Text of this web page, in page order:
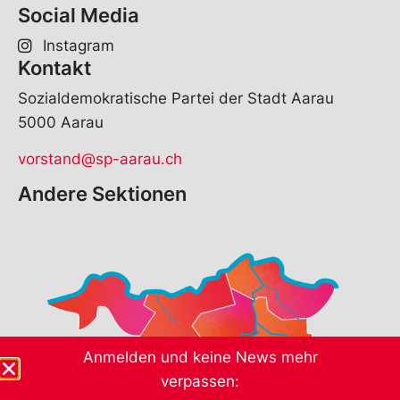
Social Media
Instagram
Kontakt
Sozialdemokratische Partei der Stadt Aarau
5000 Aarau
vorstand@sp-aarau.ch
Andere Sektionen
Anmelden und keine News mehr
verpassen: